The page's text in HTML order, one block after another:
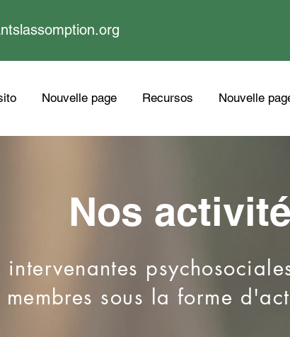
Nouvelle page Recursos Nouvelle
Nos
membres sous la forme